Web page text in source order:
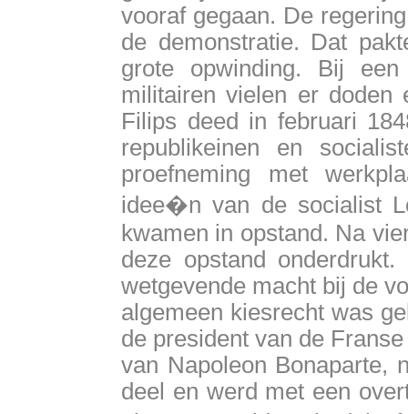
vooraf gegaan. De
de demonstratie. Dat
grote opwinding. Bij
militairen vielen er doden
Filips deed in februari
republikeinen en
proefneming met
idee�n van de socialist
kwamen in opstand. Na
deze opstand
wetgevende macht bij de
algemeen kiesrecht was
de president van de
van Napoleon Bonaparte,
deel en werd met een